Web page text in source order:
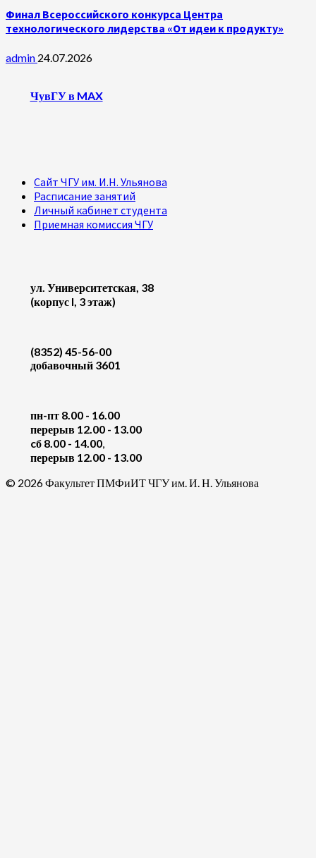
Финал Всероссийского конкурса Центра
технологического лидерства «От идеи к продукту»
admin 24.07.2026
ЧувГУ в MAX
Сайт ЧГУ им. И.Н. Ульянова
Расписание занятий
Личный кабинет студента
Приемная комиссия ЧГУ
ул. Университетская, 38
(корпус I, 3 этаж)
(8352) 45-56-00
добавочный 3601
пн-пт 8.00 - 16.00
перерыв 12.00 - 13.00
cб 8.00 - 14.00,
перерыв 12.00 - 13.00
© 2026 Факультет ПМФиИТ ЧГУ им. И. Н. Ульянова